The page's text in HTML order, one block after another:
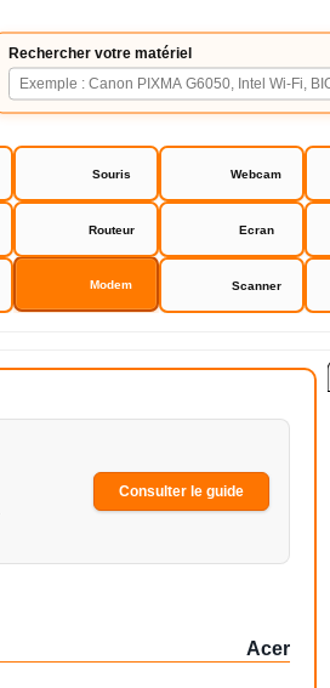
Rechercher votre matériel
Souris Webcam
Routeur Ecran
Modem Scanner
Consulter le guide
Acer